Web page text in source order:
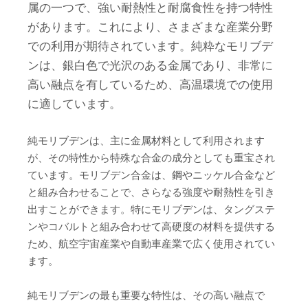
属の一つで、強い耐熱性と耐腐食性を持つ特性
があります。これにより、さまざまな産業分野
での利用が期待されています。純粋なモリブデ
ンは、銀白色で光沢のある金属であり、非常に
高い融点を有しているため、高温環境での使用
に適しています。
純モリブデンは、主に金属材料として利用されます
が、その特性から特殊な合金の成分としても重宝され
ています。モリブデン合金は、鋼やニッケル合金など
と組み合わせることで、さらなる強度や耐熱性を引き
出すことができます。特にモリブデンは、タングステ
ンやコバルトと組み合わせて高硬度の材料を提供する
ため、航空宇宙産業や自動車産業で広く使用されてい
ます。
純モリブデンの最も重要な特性は、その高い融点で